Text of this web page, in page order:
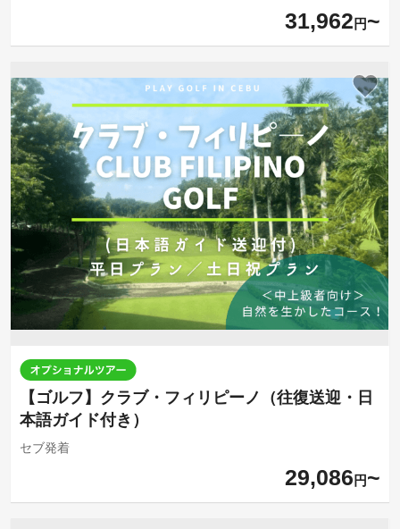
31,962 円
【ゴルフ】クラブ・フィリピーノ（往復送迎・日
本語ガイド付き）
セブ発着
29,086 円